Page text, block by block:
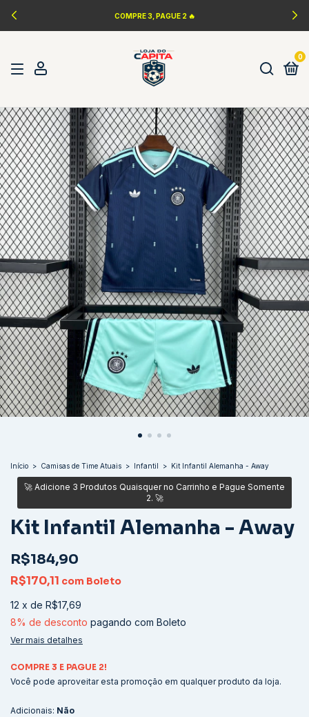
COMPRE 3, PAGUE 2 🔥
0
Início > Camisas de Time Atuais > Infantil > Kit Infantil Alemanha - Away
Kit Infantil Alemanha - Away
R$184,90
R$170,11 com Boleto
12 x de R$17,69
8% de desconto pagando com Boleto
Ver mais detalhes
COMPRE 3 E PAGUE 2!
Você pode aproveitar esta promoção em qualquer produto da loja.
Adicionais: Não